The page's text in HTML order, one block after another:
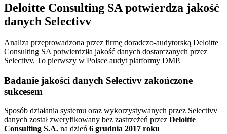
Deloitte Consulting SA potwierdza jakość
danych Selectivv
Analiza przeprowadzona przez firmę doradczo-audytorską Deloitte
Consulting SA potwierdziła jakość danych dostarczanych przez
Selectivv. To pierwszy w Polsce audyt platformy DMP.
Badanie jakości danych Selectivv zakończone
sukcesem
Sposób działania systemu oraz wykorzystywanych przez Selectivv
danych został zweryfikowany bez zastrzeżeń przez Deloitte
Consulting S.A. na dzień 6 grudnia 2017 roku